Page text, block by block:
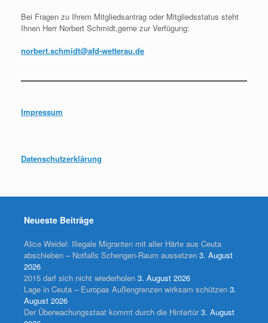
Bei Fragen zu Ihrem Mitgliedsantrag oder Mitgliedsstatus steht
Ihnen Herr Norbert Schmidt,gerne zur Verfügung:
norbert.schmidt@afd-wetterau.de
Impressum
Datenschutzerklärung
Neueste Beiträge
Alice Weidel: Illegale Migranten mit aller Härte aus Ceuta
abschieben – Notfalls Schengen-Raum aussetzen 3. August
2026
2015 darf sich nicht wiederholen 3. August 2026
Lage in Ceuta – Europas Außengrenzen wirksam schützen 3.
August 2026
Der Überwachungsstaat kommt durch die Hintertür 3. August